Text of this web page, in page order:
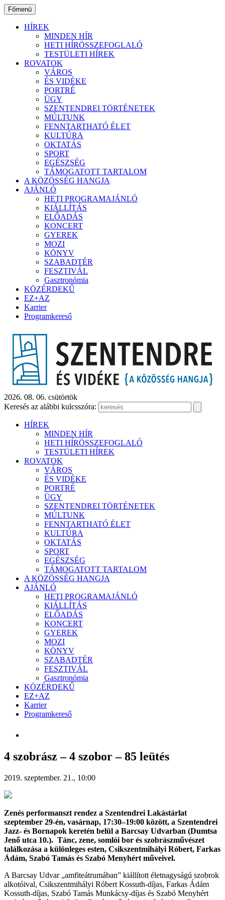
Ugrás
a
tartalomhoz
Főmenü
HÍREK
MINDEN HÍR
HETI HÍRÖSSZEFOGLALÓ
TESTÜLETI HÍREK
ROVATOK
VÁROS
ÉS VIDÉKE
PORTRÉ
ÜGY
SZENTENDREI TÖRTÉNETEK
MÚLTUNK
FENNTARTHATÓ ÉLET
KULTÚRA
OKTATÁS
SPORT
EGÉSZSÉG
TÁMOGATOTT TARTALOM
A KÖZÖSSÉG HANGJA
AJÁNLÓ
HETI PROGRAMAJÁNLÓ
KIÁLLÍTÁS
ELŐADÁS
KONCERT
GYEREK
MOZI
KÖNYV
SZABADTÉR
FESZTIVÁL
Gasztronómia
KÖZÉRDEKŰ
EZ+AZ
Karrier
Programkereső
2026. 08. 06. csütörtök
Keresés az alábbi kulcsszóra:
HÍREK
MINDEN HÍR
HETI HÍRÖSSZEFOGLALÓ
TESTÜLETI HÍREK
ROVATOK
VÁROS
ÉS VIDÉKE
PORTRÉ
ÜGY
SZENTENDREI TÖRTÉNETEK
MÚLTUNK
FENNTARTHATÓ ÉLET
KULTÚRA
OKTATÁS
SPORT
EGÉSZSÉG
TÁMOGATOTT TARTALOM
A KÖZÖSSÉG HANGJA
AJÁNLÓ
HETI PROGRAMAJÁNLÓ
KIÁLLÍTÁS
ELŐADÁS
KONCERT
GYEREK
MOZI
KÖNYV
SZABADTÉR
FESZTIVÁL
Gasztronómia
KÖZÉRDEKŰ
EZ+AZ
Karrier
Programkereső
4 szobrász – 4 szobor – 85 leütés
2019. szeptember. 21., 10:00
Zenés performanszt rendez a Szentendrei Lakástárlat
szeptember 29-én, vasárnap, 17:30–19:00 között, a Szentendrei
Jazz- és Bornapok keretén belül a Barcsay Udvarban (Dumtsa
Jenő utca 10.). Tánc, zene, somlói bor és szobrászművészet
találkozása a különleges esten, Csikszentmihályi Róbert, Farkas
Ádám, Szabó Tamás és Szabó Menyhért műveivel.
A Barcsay Udvar „amfiteátrumában” kiállított életnagyságú szobrok
alkotóival, Csikszentmihályi Róbert Kossuth-díjas, Farkas Ádám
Kossuth-díjas, Szabó Tamás Munkácsy-díjas és Szabó Menyhért